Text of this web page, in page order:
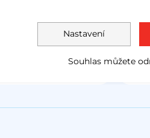
Nastavení
Souhlas můžete